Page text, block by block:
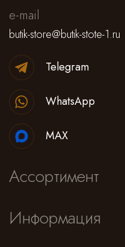
Ассортимент
Информация
e-mail
butik-store@butik-stote-1.ru
Telegram
WhatsApp
MAX